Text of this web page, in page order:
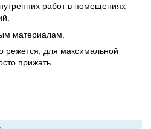
работ в помещениях
материалам.
режется, для максимальной
прижать.